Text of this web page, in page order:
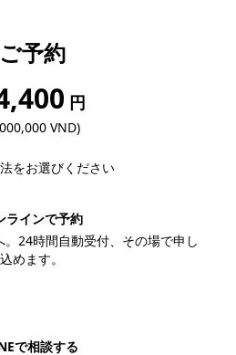
ご予約
円
VND)
をお選びください
ラインで予約
24時間自動受付、その場で申し
込めます。
で相談する